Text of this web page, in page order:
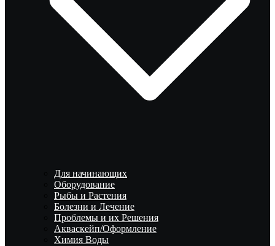
Для начинающих
Оборудование
Рыбы и Растения
Болезни и Лечение
Проблемы и их Решения
Акваскейп/Оформление
Химия Воды